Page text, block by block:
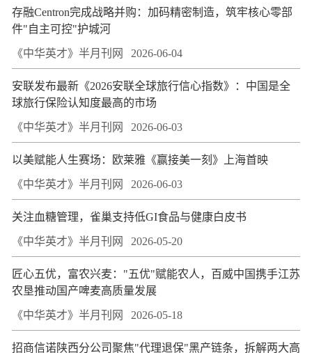
存融Centron完成战略并购：加码精密制造，筑牢核心零部
件"自主可控"护城河
《中华英才》半月刊网 2026-06-04
安联发布最新《2026安联全球旅行信心指数》：中国是全
球旅行保险认知度最高的市场
《中华英才》半月刊网 2026-06-03
以美赋能人生赛场：欧莱雅《赢接美一刻》上海首映
《中华英才》半月刊网 2026-06-03
关注血糖管理，雀巢支持低GI食品与健康白皮书
《中华英才》半月刊网 2026-05-20
匠心五优，富农兴麦："五优"赋能农人，百威中国携手江苏
农垦推动国产啤麦高质量发展
《中华英才》半月刊网 2026-05-18
招商信诺陕西分公司聚焦"代理退保"黑产链条，拆解两大高